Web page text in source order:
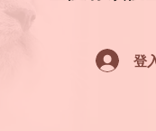
登